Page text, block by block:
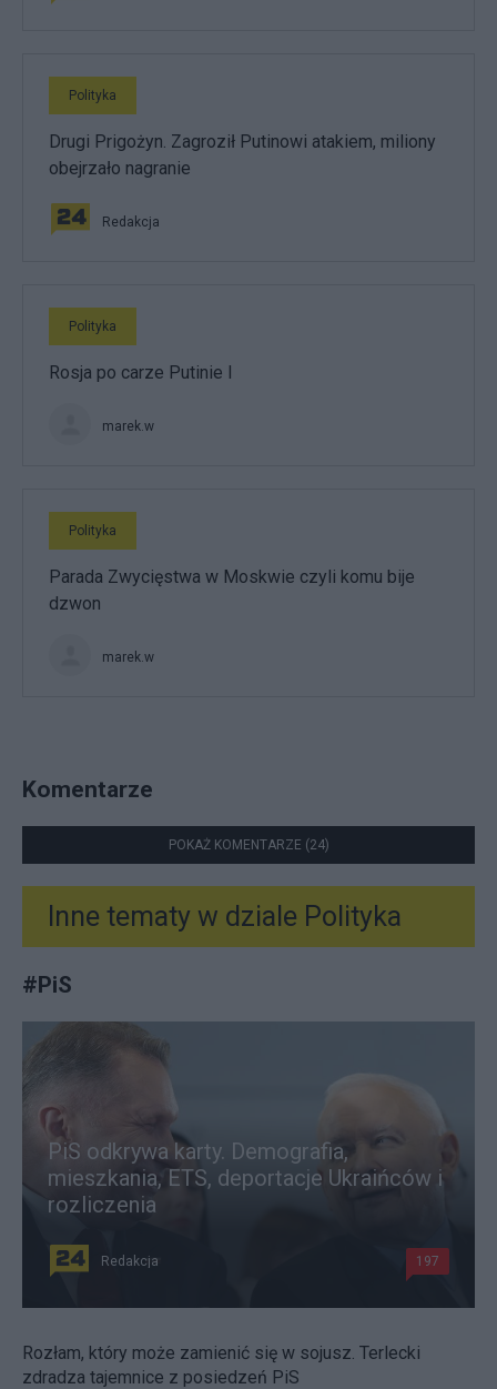
Polityka
Drugi Prigożyn. Zagroził Putinowi atakiem, miliony
obejrzało nagranie
Redakcja
Polityka
Rosja po carze Putinie I
marek.w
Polityka
Parada Zwycięstwa w Moskwie czyli komu bije
dzwon
marek.w
Komentarze
POKAŻ KOMENTARZE (24)
Inne tematy w dziale Polityka
#PiS
PiS odkrywa karty. Demografia,
mieszkania, ETS, deportacje Ukraińców i
rozliczenia
Redakcja 197
Rozłam, który może zamienić się w sojusz. Terlecki
zdradza tajemnice z posiedzeń PiS